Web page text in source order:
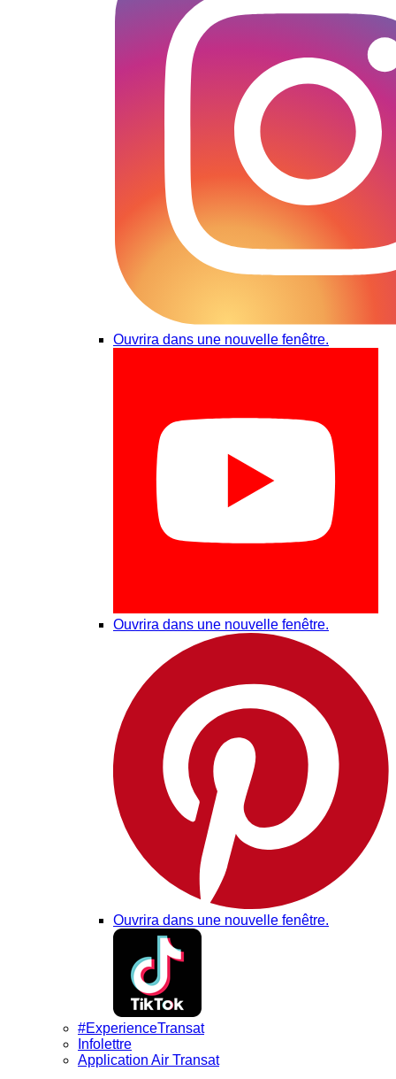
Ouvrira dans une nouvelle fenêtre.
Ouvrira dans une nouvelle fenêtre.
Ouvrira dans une nouvelle fenêtre.
#ExperienceTransat
Infolettre
Application Air Transat